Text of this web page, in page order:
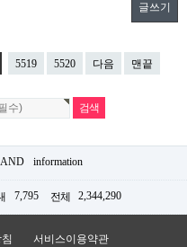
글쓰기
5519 5520 다음 맨끝
AND information
7,795 전체 2,344,290
서비스이용약관